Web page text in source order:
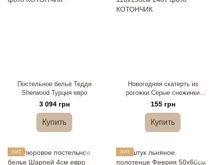
Постельное белье Тедди
Sherwood Турция евро
3 094 грн
Купить
Новогодняя скатерть из
рогожки Серые снежинки
110х150см
155 грн
Купить
ХИТ ХИТ